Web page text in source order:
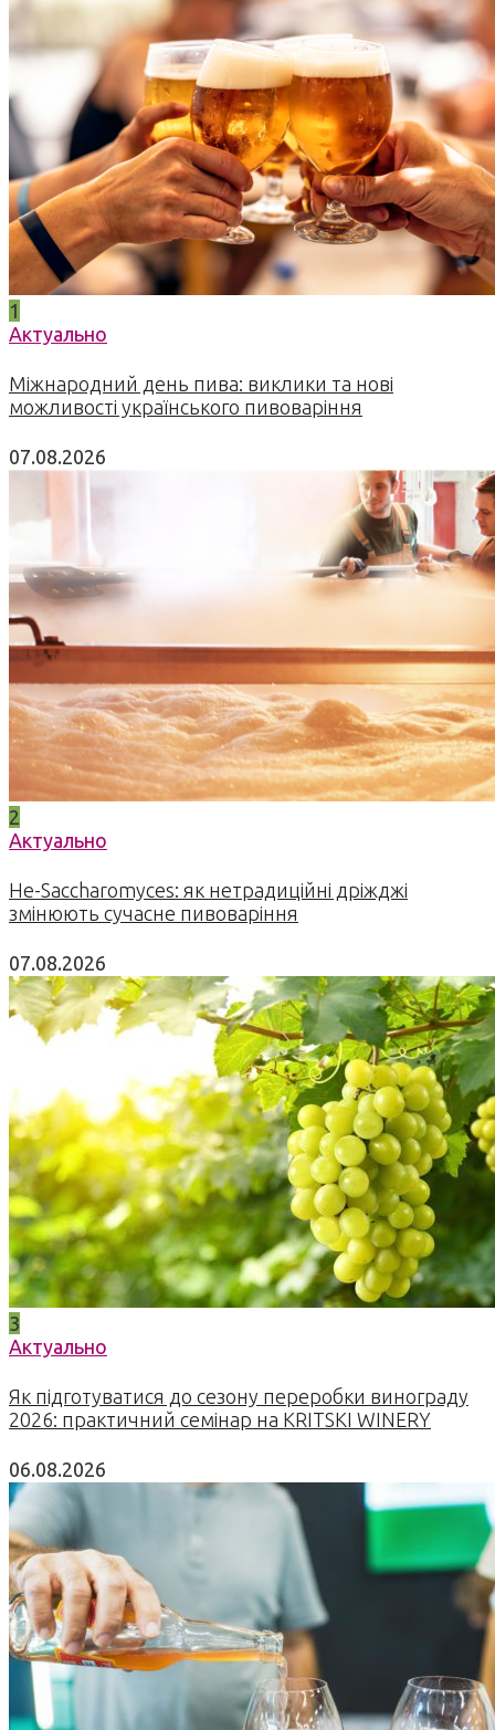
1
Актуально
Міжнародний день пива: виклики та нові
можливості українського пивоваріння
07.08.2026
2
Актуально
Не-Saccharomyces: як нетрадиційні дріжджі
змінюють сучасне пивоваріння
07.08.2026
3
Актуально
Як підготуватися до сезону переробки винограду
2026: практичний семінар на KRITSKI WINERY
06.08.2026